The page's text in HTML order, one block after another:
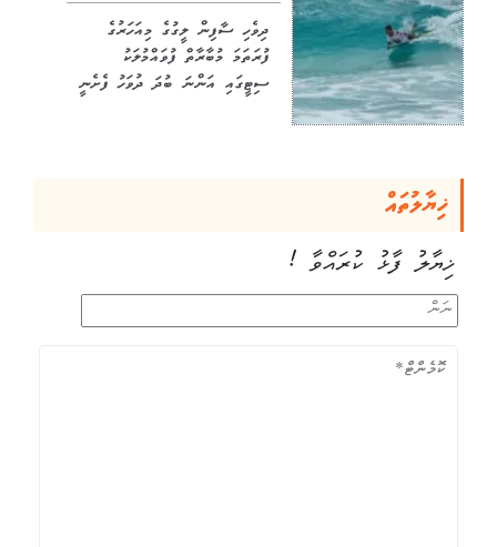
ދިވެހި ސާފިން ލީގުގެ މިއަހަރުގެ
ފުރަތަމަ މުބާރާތް ފުވައްމުލަކު
ސިޓީގައި އަންނަ ބުދަ ދުވަހު ފެށެނީ
ޚިޔާލުތައް
ޚިޔާލު ފާޅު ކުރައްވާ !